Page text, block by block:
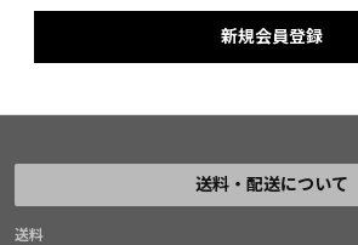
送料・配送について
送料